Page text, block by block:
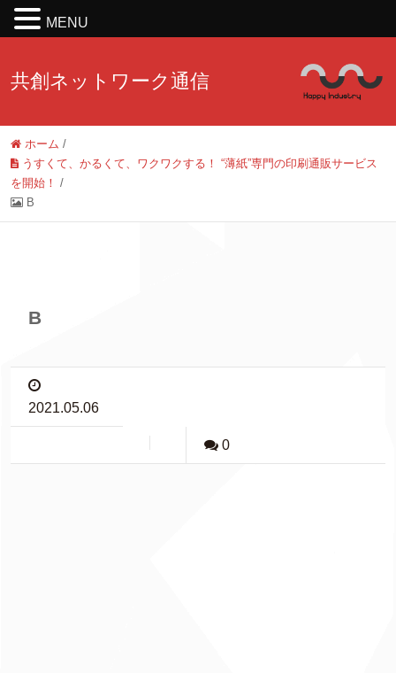
共創ネットワーク通信
ホーム /
うすくて、かるくて、ワクワクする！ “薄紙”専門の印刷通販サービス
を開始！ /
B
B
2021.05.06
0
MENU